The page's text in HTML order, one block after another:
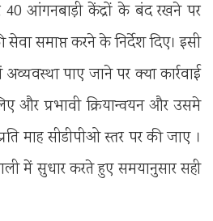
आंगनबाड़ी केंद्रों के बंद रखने पर
समाप्त करने के निर्देश दिए। इसी
पाए जाने पर क्या कार्रवाई
और प्रभावी क्रियान्वयन और उसमे
माह सीडीपीओ स्तर पर की जाए ।
में सुधार करते हुए समयानुसार सही